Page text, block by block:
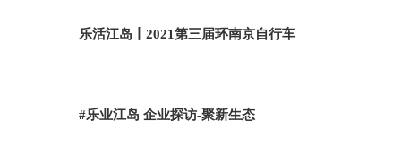
乐活江岛丨2021第三届环南京自行车
#乐业江岛 企业探访-聚新生态